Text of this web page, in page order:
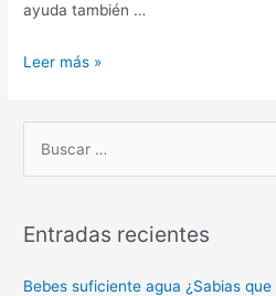
ayuda también …
Leer más »
Entradas recientes
Bebes suficiente agua ¿Sabias